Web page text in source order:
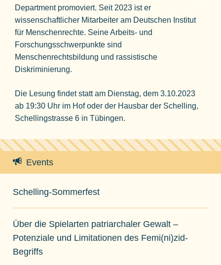
Department promoviert. Seit 2023 ist er
wissenschaftlicher Mitarbeiter am Deutschen Institut
für Menschenrechte. Seine Arbeits- und
Forschungsschwerpunkte sind
Menschenrechtsbildung und rassistische
Diskriminierung.
Die Lesung findet statt am Dienstag, dem 3.10.2023
ab 19:30 Uhr im Hof oder der Hausbar der Schelling,
Schellingstrasse 6 in Tübingen.
Events
Schelling-Sommerfest
Über die Spielarten patriarchaler Gewalt –
Potenziale und Limitationen des Femi(ni)zid-
Begriffs